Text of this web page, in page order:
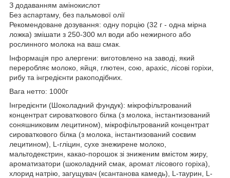
З додаванням амінокислот
Без аспартаму, без пальмової олії
Рекомендоване дозування: одну порцію (32 г - одна мірна
ложка) змішати з 250-300 мл води або нежирного або
рослинного молока на ваш смак.
Інформація про алергени: виготовлено на заводі, який
переробляє молоко, яйця, глютен, сою, арахіс, лісові горіхи,
рибу та інгредієнти ракоподібних.
Вага нетто: 1000г
Інгредієнти (Шоколадний фундук): мікрофільтрований
концентрат сироваткового білка (з молока, інстантизований
соняшниковим лецитином), мікрофільтрований концентрат
сироваткового білка (з молока, інстантизований соєвим
лецитином), L-гліцин, сухе знежирене молоко,
мальтодекстрин, какао-порошок зі зниженим вмістом жиру,
ароматизатори (шоколадний смак, аромат лісового горіха),
хлорид натрію, загущувач (ксантанова камедь), L-таурин, L-